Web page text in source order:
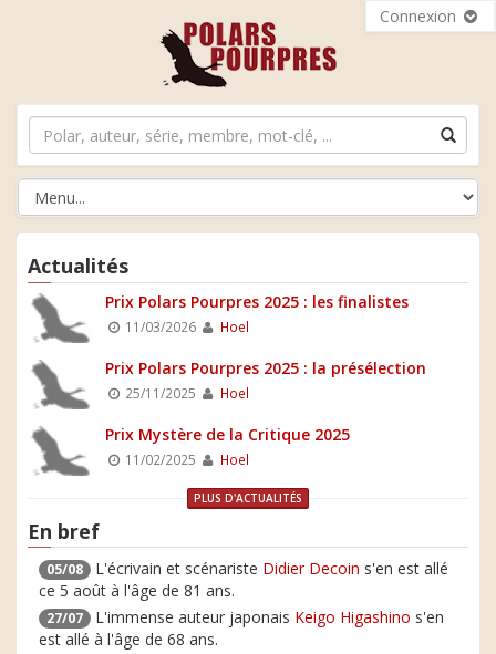
Connexion
Actualités
Prix Polars Pourpres 2025 : les finalistes
11/03/2026 Hoel
Prix Polars Pourpres 2025 : la présélection
25/11/2025 Hoel
Prix Mystère de la Critique 2025
11/02/2025 Hoel
PLUS D'ACTUALITÉS
En bref
05/08 L'écrivain et scénariste Didier Decoin s'en est allé
ce 5 août à l'âge de 81 ans.
27/07 L'immense auteur japonais Keigo Higashino s'en
est allé à l'âge de 68 ans.